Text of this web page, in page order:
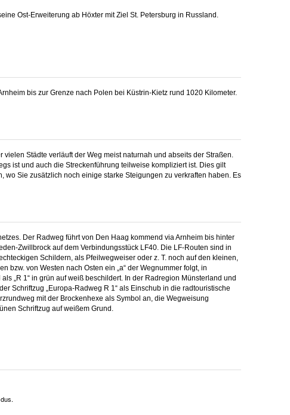
Ost-Erweiterung ab Höxter mit Ziel St. Petersburg in Russland.
bis zur Grenze nach Polen bei Küstrin-Kietz rund 1020 Kilometer.
Städte verläuft der Weg meist naturnah und abseits der Straßen.
ist und auch die Streckenführung teilweise kompliziert ist. Dies gilt
Sie zusätzlich noch einige starke Steigungen zu verkraften haben. Es
Der Radweg führt von Den Haag kommend via Arnheim bis hinter
Zwillbrock auf dem Verbindungsstück LF40. Die LF-Routen sind in
Schildern, als Pfeilwegweiser oder z. T. noch auf den kleinen,
von Westen nach Osten ein „a“ der Wegnummer folgt, in
„R 1“ in grün auf weiß beschildert. In der Radregion Münsterland und
Schriftzug „Europa-Radweg R 1“ als Einschub in die radtouristische
mit der Brockenhexe als Symbol an, die Wegweisung
Schriftzug auf weißem Grund.